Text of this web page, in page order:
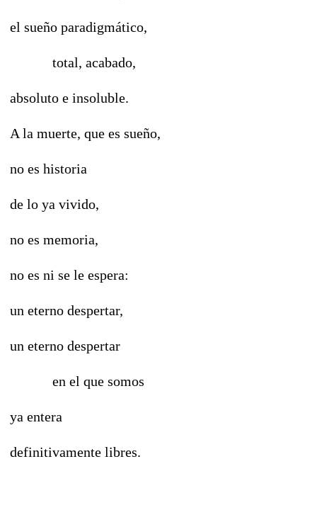
el sueño paradigmático,
total, acabado,
absoluto e insoluble.
A la muerte, que es sueño,
no es historia
de lo ya vivido,
no es memoria,
no es ni se le espera:
un eterno despertar,
un eterno despertar
en el que somos
ya entera
definitivamente libres.